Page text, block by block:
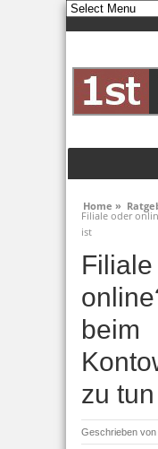
Home »
Filiale oder
ist
beim
zu
Geschrieben von